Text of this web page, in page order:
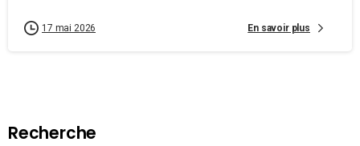
17 mai 2026 En savoir plus
Recherche